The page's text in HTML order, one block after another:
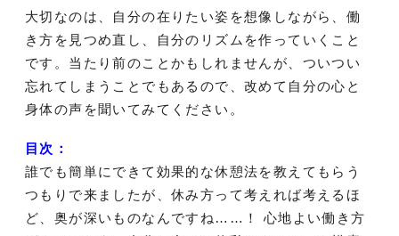
大切なのは、自分の在りたい姿を想像しながら、働
き方を見つめ直し、自分のリズムを作っていくこと
です。当たり前のことかもしれませんが、ついつい
忘れてしまうことでもあるので、改めて自分の心と
身体の声を聞いてみてください。
目次：
誰でも簡単にできて効果的な休憩法を教えてもらう
つもりで来ましたが、休み方って考えれば考えるほ
ど、奥が深いものなんですね……！ 心地よい働き方